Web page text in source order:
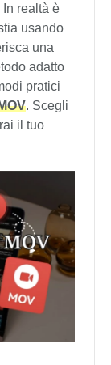
realtà è
usando
una
adatto
pratici
. Scegli
il tuo